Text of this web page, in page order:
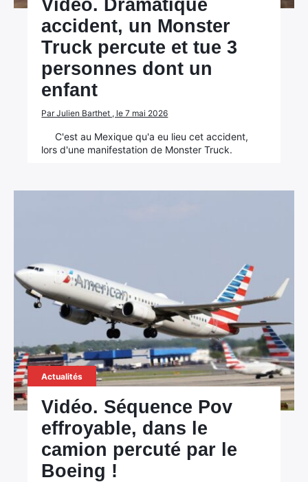
Vidéo. Dramatique
accident, un Monster
Truck percute et tue 3
personnes dont un
enfant
Par Julien Barthet , le 7 mai 2026
C'est au Mexique qu'a eu lieu cet accident,
lors d'une manifestation de Monster Truck.
Actualités
Vidéo. Séquence Pov
effroyable, dans le
camion percuté par le
Boeing !